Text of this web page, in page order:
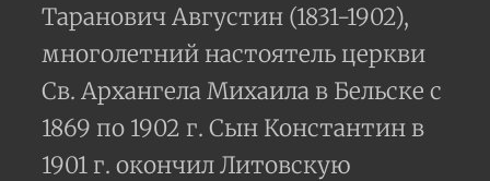
Таранович Августин (1831-1902),
многолетний настоятель церкви
Св. Архангела Михаила в Бельске с
1869 по 1902 г. Сын Константин в
1901 г. окончил Литовскую